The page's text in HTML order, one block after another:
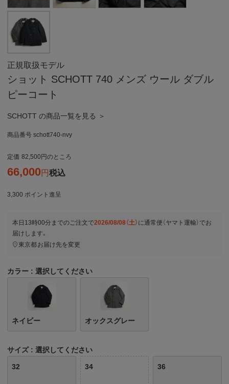
正規取扱モデル
ショット SCHOTT 740 メンズ ウール ダブル
ピーコート
SCHOTT の商品一覧を見る ＞
商品番号 schott740-nvy
定価 82,500 のところ
66,000 税込
3,300 ポイント進呈
本日 13時00分 までのご注文で2026/08/08（土） に通常便（ヤマト運輸） でお
届けします。
東京都お届け先を変更
カラー 選択してください
ネイビー オックスグレー
サイズ 選択してください
32 34 36